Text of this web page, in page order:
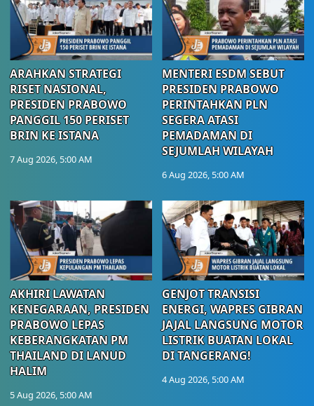
ARAHKAN STRATEGI
RISET NASIONAL,
PRESIDEN PRABOWO
PANGGIL 150 PERISET
BRIN KE ISTANA
7 Aug 2026, 5:00 AM
MENTERI ESDM SEBUT
PRESIDEN PRABOWO
PERINTAHKAN PLN
SEGERA ATASI
PEMADAMAN DI
SEJUMLAH WILAYAH
6 Aug 2026, 5:00 AM
AKHIRI LAWATAN
KENEGARAAN, PRESIDEN
PRABOWO LEPAS
KEBERANGKATAN PM
THAILAND DI LANUD
HALIM
5 Aug 2026, 5:00 AM
GENJOT TRANSISI
ENERGI, WAPRES GIBRAN
JAJAL LANGSUNG MOTOR
LISTRIK BUATAN LOKAL
DI TANGERANG!
4 Aug 2026, 5:00 AM